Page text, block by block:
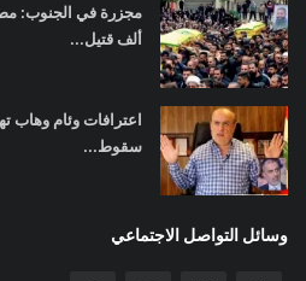
ألف قتيل...
اعترافات وئام وهاب
سقوط...
وسائل التواصل الاجتماعي